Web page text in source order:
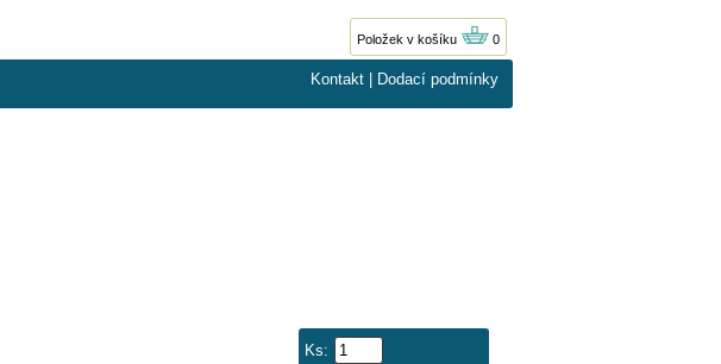
Položek v košíku 0
Kontakt Dodací podmínky
Ks: